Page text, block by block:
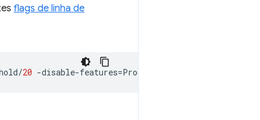
flags de linha de
/20 -disable-features=